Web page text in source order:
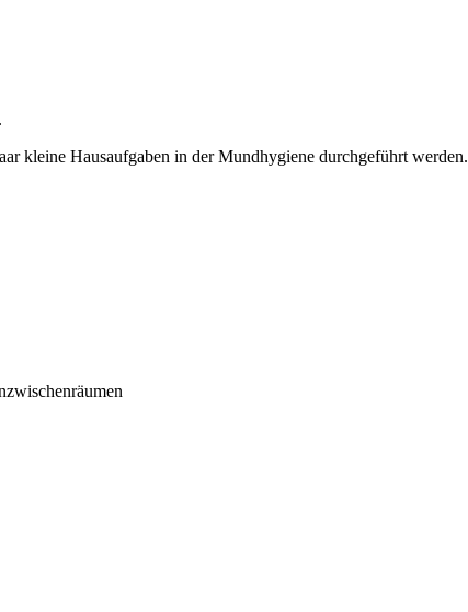
kleine Hausaufgaben in der Mundhygiene durchgeführt werden.